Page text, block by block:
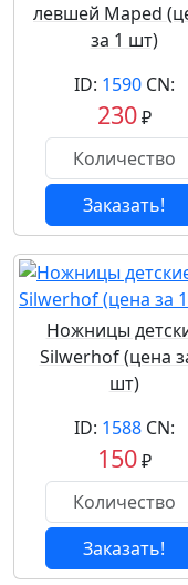
левшей Maped
за 1 шт)
ID: 1590CN:
230₽
Заказать!
Ножницы
Silwerhof (цена
шт)
ID: 1588CN:
150₽
Заказать!